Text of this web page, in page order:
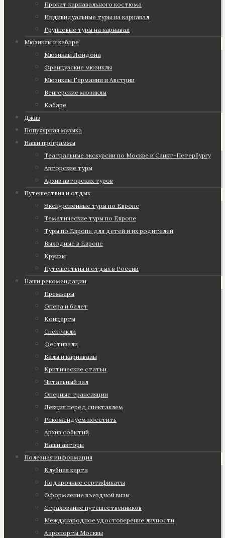
Прокат карнавального костюма
Индивидуальные туры на карнавал
Групповые туры на карнавал
Мюзиклы и кабаре
Мюзиклы Лондона
Французские мюзиклы
Мюзиклы Германии и Австрии
Венгерские мюзиклы
Кабаре
Джаз
Популярная музыка
Наши программы
Театральные экскурсии по Москве и Санкт-Петербургу
Авторские туры
Архив авторских туров
Путешествия и отдых
Экскурсионные туры по Европе
Тематические туры по Европе
Туры по Европе для детей и их родителей
Выходные в Европе
Круизы
Путешествия и отдых в России
Наши рекомендации
Премьеры
Опера и балет
Концерты
Спектакли
Фестивали
Балы и карнавалы
Критические статьи
Читальный зал
Оперные трансляции
Лекция перед спектаклем
Рекомендуем посетить
Архив событий
Наши авторы
Полезная информация
Клубная карта
Подарочные сертификаты
Оформление въездной визы
Страхование путешественников
Международное удостоверение личности
Аэропорты Москвы